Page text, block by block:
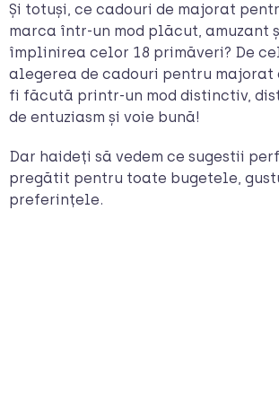
Și totuși, ce cadouri de majorat
marca într-un mod plăcut, amuzant
împlinirea celor 18 primăveri? De
alegerea de cadouri pentru majorat
fi făcută printr-un mod distinctiv,
de entuziasm și voie bună!
Dar haideți să vedem ce sugestii
pregătit pentru toate bugetele,
preferințele.